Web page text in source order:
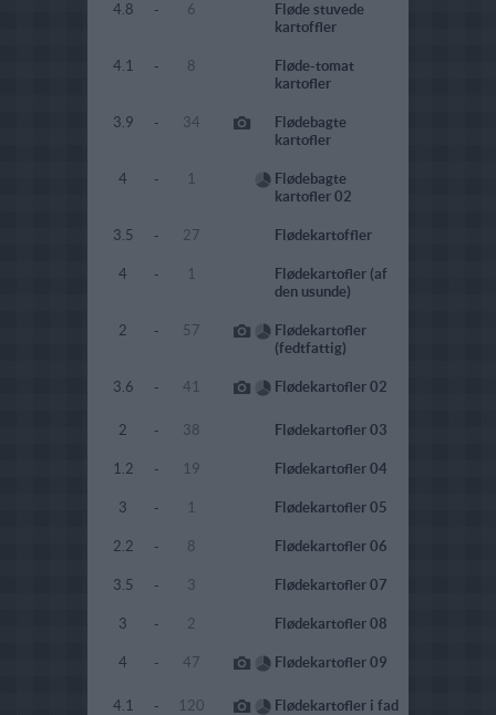
4.8
- 6
Fløde stuvede
kartoffler
4.1 - 8
Fløde-tomat
kartofler
3.9 - 34
Flødebagte
kartofler
4 - 1
Flødebagte
kartofler 02
3.5 - 27 Flødekartoffler
4 - 1
Flødekartofler (af
den usunde)
2 - 57
Flødekartofler
(fedtfattig)
3.6 - 41 Flødekartofler 02
2 - 38 Flødekartofler 03
1.2 - 19 Flødekartofler 04
3 - 1 Flødekartofler 05
2.2 - 8 Flødekartofler 06
3.5 - 3 Flødekartofler 07
3 - 2 Flødekartofler 08
4 - 47 Flødekartofler 09
4.1 - 120 Flødekartofler i fad